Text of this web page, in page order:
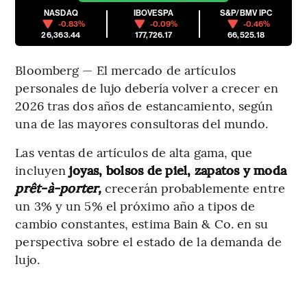
NASDAQ
-0.83%
26,363.44
IBOVESPA
-0.09%
177,726.17
S&P/BMV IPC
-0.46%
66,525.18
Bloomberg — El mercado de artículos
personales de lujo debería volver a crecer en
2026 tras dos años de estancamiento, según
una de las mayores consultoras del mundo.
Las ventas de artículos de alta gama, que
incluyenjoyas, bolsos de piel, zapatos y moda
prêt-à-porter, crecerán probablemente entre
un 3% y un 5% el próximo año a tipos de
cambio constantes, estima Bain & Co. en su
perspectiva sobre el estado de la demanda de
lujo.